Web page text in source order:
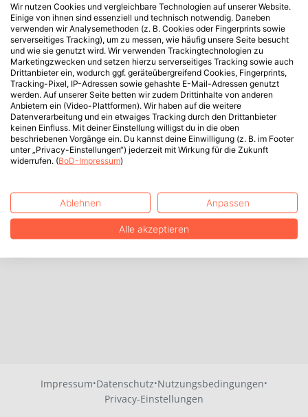
Impressum·Datenschutz·Nutzungsbedingungen·
Privacy-Einstellungen
Wir nutzen Cookies und vergleichbare Technologien auf unserer Website.
Einige von ihnen sind essenziell und technisch notwendig. Daneben
verwenden wir Analysemethoden (z. B. Cookies oder Fingerprints sowie
serverseitiges Tracking), um zu messen, wie häufig unsere Seite besucht
und wie sie genutzt wird. Wir verwenden Trackingtechnologien zu
Marketingzwecken und setzen hierzu serverseitiges Tracking sowie auch
Drittanbieter ein, wodurch ggf. geräteübergreifend Cookies, Fingerprints,
Tracking-Pixel, IP-Adressen sowie gehashte E-Mail-Adressen genutzt
werden. Auf unserer Seite betten wir zudem Drittinhalte von anderen
Anbietern ein (Video-Plattformen). Wir haben auf die weitere
Datenverarbeitung und ein etwaiges Tracking durch den Drittanbieter
keinen Einfluss. Mit deiner Einstellung willigst du in die oben
beschriebenen Vorgänge ein. Du kannst deine Einwilligung (z. B. im Footer
unter „Privacy-Einstellungen“) jederzeit mit Wirkung für die Zukunft
widerrufen. (BoD-Impressum)
Ablehnen Anpassen
Alle akzeptieren